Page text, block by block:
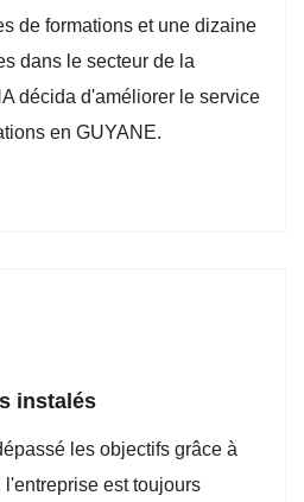
de formations et une dizaine
dans le secteur de la
décida d'améliorer le service
en GUYANE.
instalés
les objectifs grâce à
est toujours